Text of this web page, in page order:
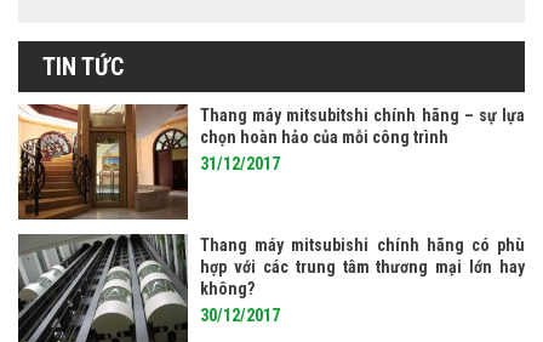
TIN TỨC
Thang máy mitsubitshi chính hãng – sự lựa
chọn hoàn hảo của mỗi công trình
31/12/2017
Thang máy mitsubishi chính hãng có phù
hợp với các trung tâm thương mại lớn hay
không?
30/12/2017